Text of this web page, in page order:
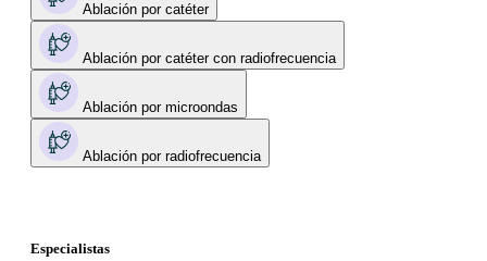
Ablación por catéter
Ablación por catéter con radiofrecuencia
Ablación por microondas
Ablación por radiofrecuencia
Especialistas